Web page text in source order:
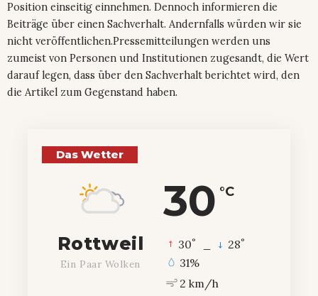
Position einseitig einnehmen. Dennoch informieren die
Beiträge über einen Sachverhalt. Andernfalls würden wir sie
nicht veröffentlichen.Pressemitteilungen werden uns
zumeist von Personen und Institutionen zugesandt, die Wert
darauf legen, dass über den Sachverhalt berichtet wird, den
die Artikel zum Gegenstand haben.
Das Wetter
30 °C
Rottweil
Ein Paar Wolken
30° 28°
31%
2 km/h